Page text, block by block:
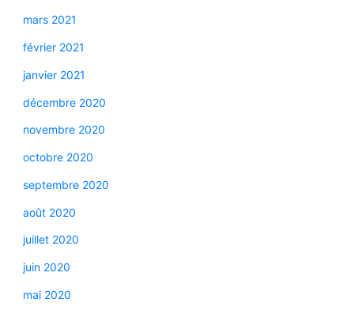
mars 2021
février 2021
janvier 2021
décembre 2020
novembre 2020
octobre 2020
septembre 2020
août 2020
juillet 2020
juin 2020
mai 2020